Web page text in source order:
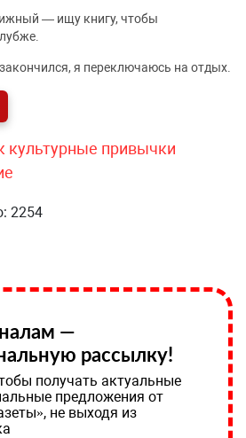
— ищу книгу, чтобы
я переключаюсь на отдых.
культурные привычки
2254
—
рассылку!
получать актуальные
предложения от
не выходя из